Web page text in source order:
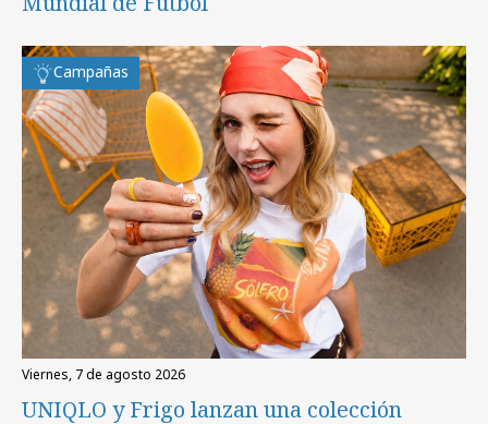
Campañas
viernes, 7 de agosto 2026
UNIQLO y Frigo lanzan una colección